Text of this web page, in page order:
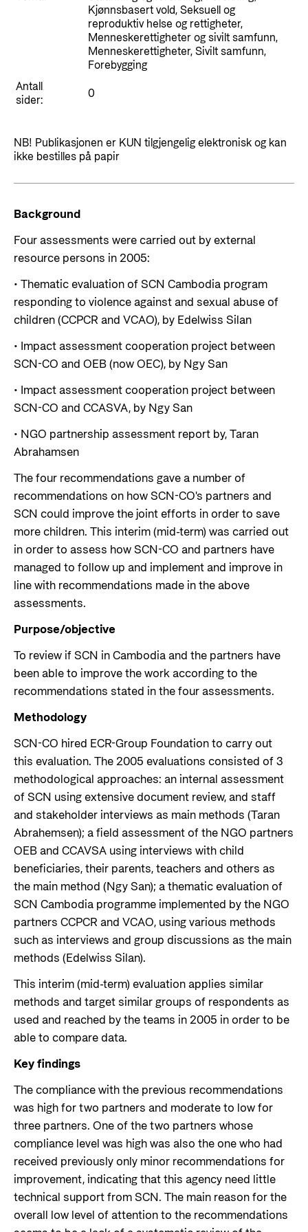
Styresett og økonomisk utvikling
For næringslivet
Statsgarantiordningen for investeringer i
fornybar energi
Norad - Partnerskap med privat sektor
Nyttige lenker
Viktige dokumenter og lenker
Evalueringer (Norec)
Kontakt
Norads Varslingstjeneste
Presse og media
Logo
Postjournal
Personvern
Kjønnsbasert vold, Seksuell og
reproduktiv helse og rettigheter,
Menneskerettigheter og sivilt samfunn,
Menneskerettigheter, Sivilt samfunn,
Forebygging
Antall
sider:
0
NB! Publikasjonen er KUN tilgjengelig elektronisk og kan
ikke bestilles på papir
Background
Four assessments were carried out by external
resource persons in 2005:
• Thematic evaluation of SCN Cambodia program
responding to violence against and sexual abuse of
children (CCPCR and VCAO), by Edelwiss Silan
• Impact assessment cooperation project between
SCN-CO and OEB (now OEC), by Ngy San
• Impact assessment cooperation project between
SCN-CO and CCASVA, by Ngy San
• NGO partnership assessment report by, Taran
Abrahamsen
The four recommendations gave a number of
recommendations on how SCN-CO's partners and
SCN could improve the joint efforts in order to save
more children. This interim (mid-term) was carried out
in order to assess how SCN-CO and partners have
managed to follow up and implement and improve in
line with recommendations made in the above
assessments.
Purpose/objective
To review if SCN in Cambodia and the partners have
been able to improve the work according to the
recommendations stated in the four assessments.
Methodology
SCN-CO hired ECR-Group Foundation to carry out
this evaluation. The 2005 evaluations consisted of 3
methodological approaches: an internal assessment
of SCN using extensive document review, and staff
and stakeholder interviews as main methods (Taran
Abrahemsen); a field assessment of the NGO partners
OEB and CCAVSA using interviews with child
beneficiaries, their parents, teachers and others as
the main method (Ngy San); a thematic evaluation of
SCN Cambodia programme implemented by the NGO
partners CCPCR and VCAO, using various methods
such as interviews and group discussions as the main
methods (Edelwiss Silan).
This interim (mid-term) evaluation applies similar
methods and target similar groups of respondents as
used and reached by the teams in 2005 in order to be
able to compare data.
Key findings
The compliance with the previous recommendations
was high for two partners and moderate to low for
three partners. One of the two partners whose
compliance level was high was also the one who had
received previously only minor recommendations for
improvement, indicating that this agency need little
technical support from SCN. The main reason for the
overall low level of attention to the recommendations